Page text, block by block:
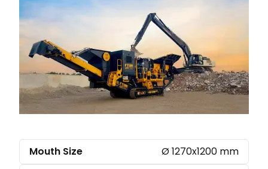
Mouth Size
Ø 1270x1200 mm